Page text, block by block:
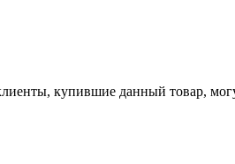
купившие данный товар,